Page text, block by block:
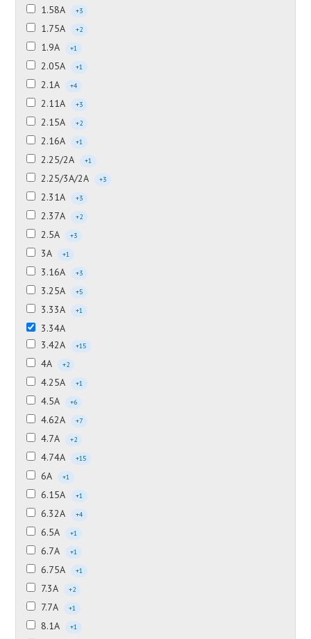
1.58А +3
1.75А +2
1.9А +1
2.05А +1
2.1А +4
2.11А +3
2.15А +2
2.16А +1
2.25/2А +1
2.25/3А/2А +3
2.31А +3
2.37А +2
2.5А +3
3А +1
3.16А +3
3.25А +5
3.33А +1
3.34А
3.42А
+15
4А +2
4.25А +1
4.5А +6
4.62А +7
4.7А +2
4.74А +15
6А +1
6.15А +1
6.32А +4
6.5А +1
6.7А +1
6.75А +1
7.3А +2
7.7А +1
8.1А +1